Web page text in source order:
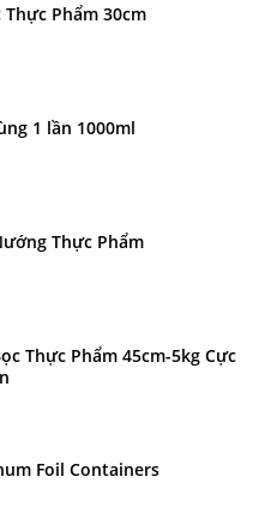
Phẩm 30cm
1 lần 1000ml
Thực Phẩm
Thực Phẩm 45cm-5kg Cực
Foil Containers